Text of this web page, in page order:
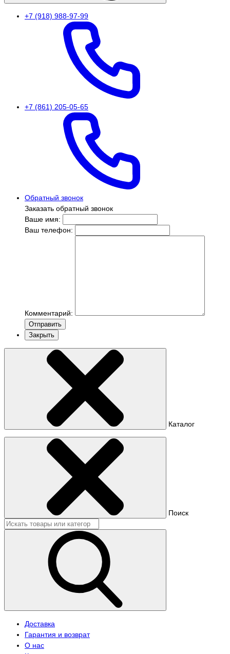
+7 (918) 988-97-99
+7 (861) 205-05-65
Обратный звонок
Заказать обратный звонок
Ваше имя:
Ваш телефон:
Комментарий:
Отправить
Закрыть
Каталог
Поиск
Доставка
Гарантия и возврат
О нас